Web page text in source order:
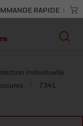
RAPIDE
individuelle
7341